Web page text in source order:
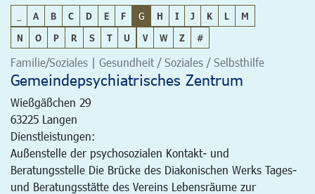
A B C D E F G H I J K L
M
N
O P R S T U V W Z #
Familie/Soziales | Gesundheit / Soziales / Selbsthilfe
Gemeindepsychiatrisches Zentrum
Wießgäßchen 29
63225 Langen
Dienstleistungen:
Außenstelle der psychosozialen Kontakt- und
Beratungsstelle Die Brücke des Diakonischen Werks Tages-
und Beratungsstätte des Vereins Lebensräume zur